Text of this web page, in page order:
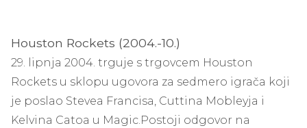
Houston Rockets (2004.-10.)
29. lipnja 2004. trguje s trgovcem Houston
Rockets u sklopu ugovora za sedmero igrača koji
je poslao Stevea Francisa, Cuttina Mobleyja i
Kelvina Catoa u Magic.Postoji odgovor na